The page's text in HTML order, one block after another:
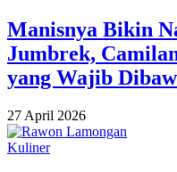
Manisnya Bikin
Jumbrek,
yang Wajib
27 April 2026
Kuliner